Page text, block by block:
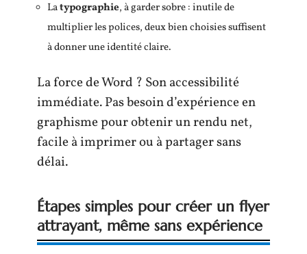
Latypographie, à garder sobre : inutile de
multiplier les polices, deux bien choisies suffisent
à donner une identité claire.
La force de Word ? Son accessibilité
immédiate. Pas besoin d’expérience en
graphisme pour obtenir un rendu net,
facile à imprimer ou à partager sans
délai.
Étapes simples pour créer un flyer
attrayant, même sans expérience